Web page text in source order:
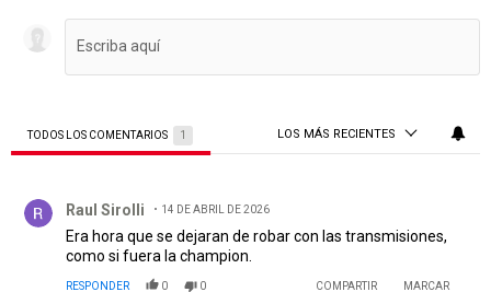
TODOS LOS COMENTARIOS 1 LOS MÁS RECIENTES
Raul Sirolli 14 DE ABRIL DE 2026
Era hora que se dejaran de robar con las transmisiones,
como si fuera la champion.
RESPONDER 0 0 COMPARTIR
MARCAR